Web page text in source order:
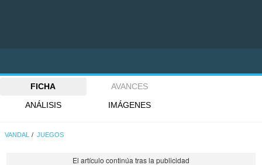
FICHA
AVANCES
ANÁLISIS
IMÁGENES
VANDAL JUEGOS